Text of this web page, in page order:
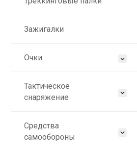
Зажигалки
Очки
Тактическое
снаряжение
Средства
самообороны